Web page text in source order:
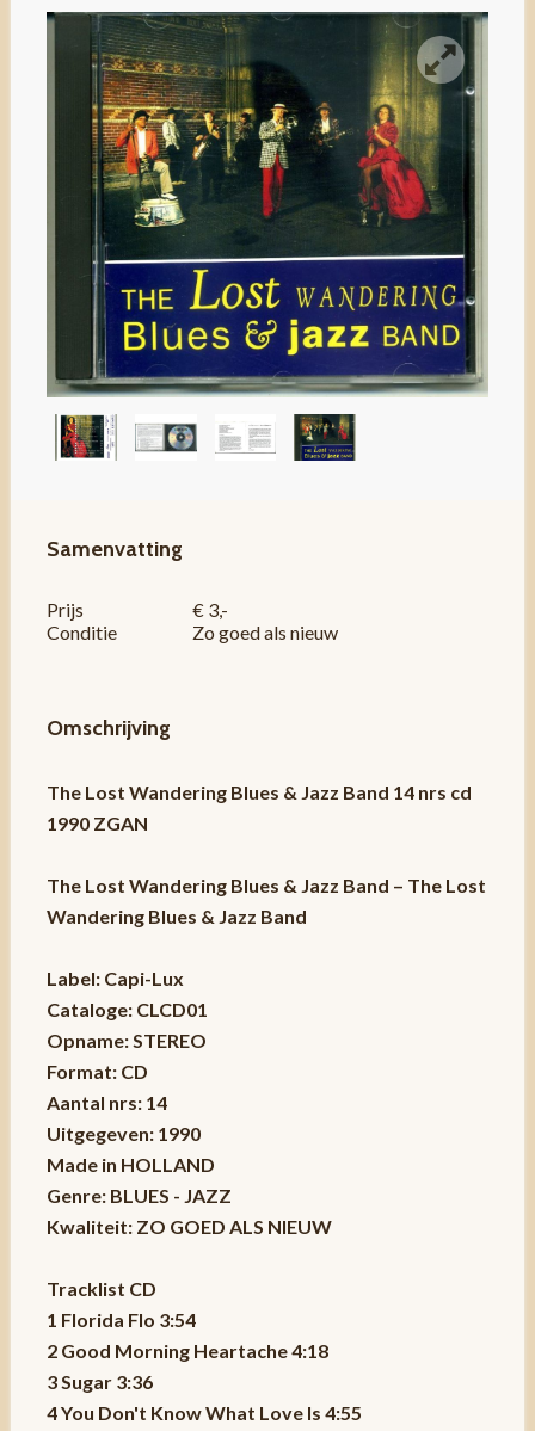
Samenvatting
Prijs
€ 3,-
Conditie
Zo goed als nieuw
Omschrijving
The Lost Wandering Blues & Jazz Band 14 nrs cd
1990 ZGAN
The Lost Wandering Blues & Jazz Band ‎– The Lost
Wandering Blues & Jazz Band
Label: Capi-Lux
Cataloge: CLCD01
Opname: STEREO
Format: CD
Aantal nrs: 14
Uitgegeven: 1990
Made in HOLLAND
Genre: BLUES - JAZZ
Kwaliteit: ZO GOED ALS NIEUW
Tracklist CD
1 Florida Flo 3:54
2 Good Morning Heartache 4:18
3 Sugar 3:36
4 You Don't Know What Love Is 4:55